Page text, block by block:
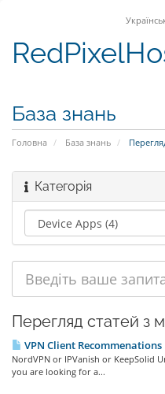
База знань
Головна База знань
Категорія
Перегляд статей з
VPN Client Recommenations
NordVPN or IPVanish or KeepSolid
you are looking for a...